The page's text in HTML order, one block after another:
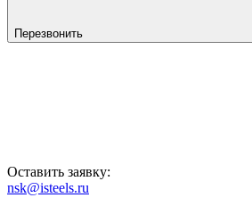
Перезвонить
Оставить заявку:
nsk@isteels.ru